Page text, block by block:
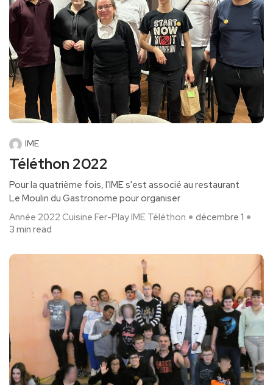
IME
Téléthon 2022
Pour la quatrième fois, l'IME s'est associé au restaurant
Le Moulin du Gastronome pour organiser
Année 2022 Cuisine Fer-PlayIME Téléthon
décembre 1
3 min read